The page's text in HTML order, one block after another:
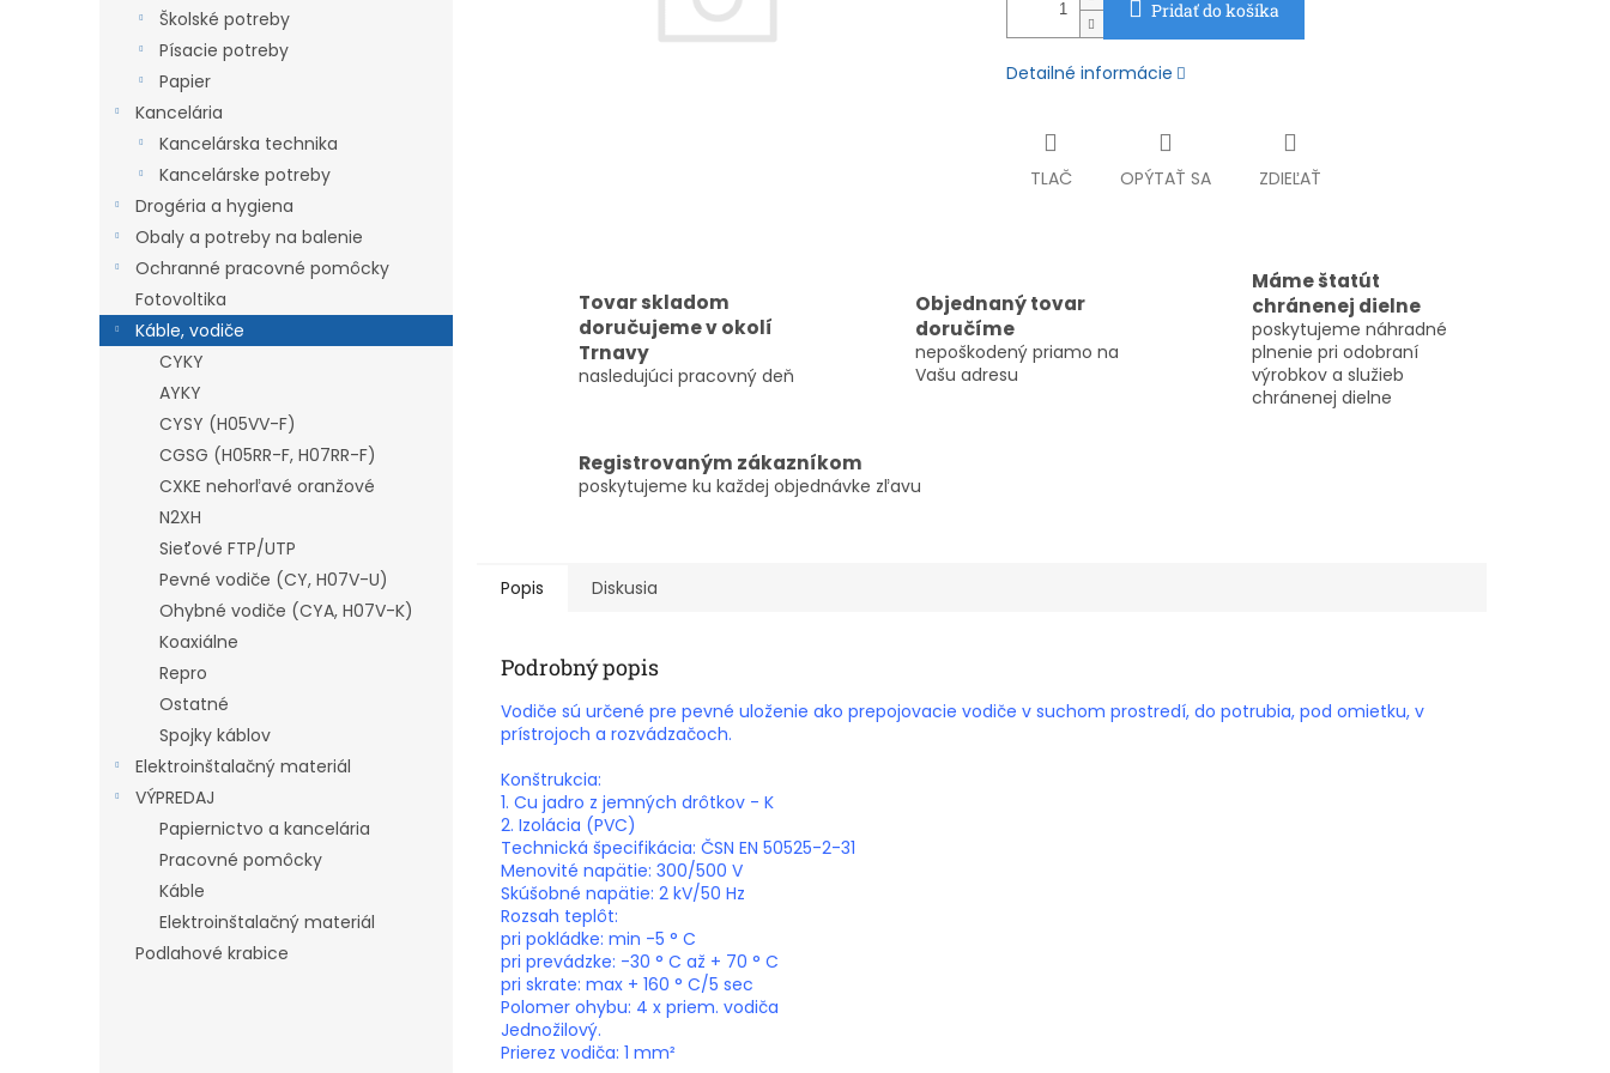
Školské potreby
Písacie potreby
Papier
Kancelária
Kancelárska technika
Kancelárske potreby
Drogéria a hygiena
Obaly a potreby na balenie
Ochranné pracovné pomôcky
Fotovoltika
Káble, vodiče
CYKY
AYKY
CYSY (H05VV-F)
CGSG (H05RR-F, H07RR-F)
CXKE nehorľavé oranžové
N2XH
Sieťové FTP/UTP
Pevné vodiče (CY, H07V-U)
Ohybné vodiče (CYA, H07V-K)
Koaxiálne
Repro
Ostatné
Spojky káblov
Elektroinštalačný materiál
VÝPREDAJ
Papiernictvo a kancelária
Pracovné pomôcky
Káble
Elektroinštalačný materiál
Podlahové krabice
Pridať do košíka
Detailné informácie
TLAČ OPÝTAŤ SA ZDIEĽAŤ
Tovar skladom
doručujeme v okolí
Trnavy
nasledujúci pracovný deň
Objednaný tovar
doručíme
nepoškodený priamo na
Vašu adresu
Máme štatút
chránenej dielne
poskytujeme náhradné
plnenie pri odobraní
výrobkov a služieb
chránenej dielne
Registrovaným zákazníkom
poskytujeme ku každej objednávke zľavu
Popis Diskusia
Podrobný popis
Vodiče sú určené pre pevné uloženie ako prepojovacie vodiče v suchom prostredí, do potrubia, pod omietku, v
prístrojoch a rozvádzačoch.
Konštrukcia:
1. Cu jadro z jemných drôtkov - K
2. Izolácia (PVC)
Technická špecifikácia: ČSN EN 50525-2-31
Menovité napätie: 300/500 V
Skúšobné napätie: 2 kV/50 Hz
Rozsah teplôt:
pri pokládke: min -5 ° C
pri prevádzke: -30 ° C až + 70 ° C
pri skrate: max + 160 ° C/5 sec
Polomer ohybu: 4 x priem. vodiča
Jednožilový.
Prierez vodiča: 1 mm²